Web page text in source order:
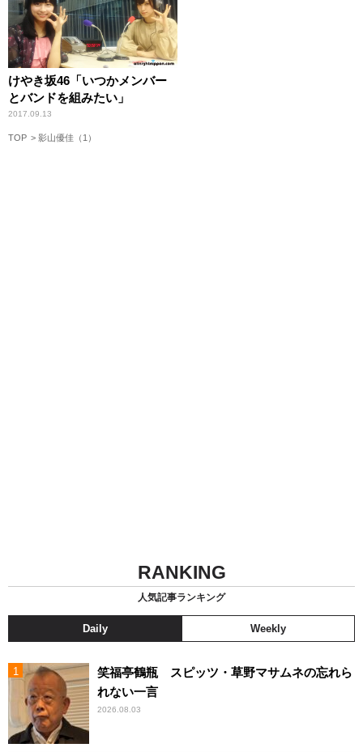
けやき坂46「いつかメンバー
とバンドを組みたい」
2017.09.13
TOP 影山優佳（1）
RANKING
人気記事ランキング
Daily Weekly
笑福亭鶴瓶 スピッツ・草野マサムネの忘れら
れない一言
2026.08.03